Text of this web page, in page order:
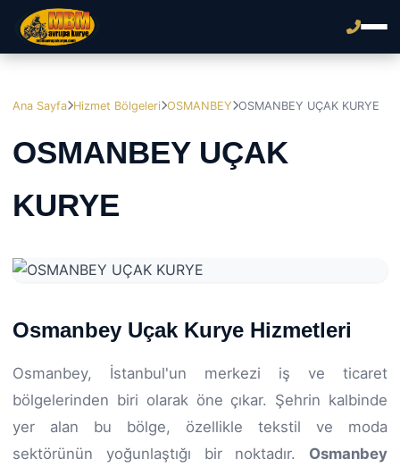
Ana Sayfa Hizmet Bölgeleri OSMANBEY OSMANBEY UÇAK KURYE
OSMANBEY UÇAK
KURYE
Osmanbey Uçak Kurye Hizmetleri
Osmanbey, İstanbul'un merkezi iş ve ticaret
bölgelerinden biri olarak öne çıkar. Şehrin kalbinde
yer alan bu bölge, özellikle tekstil ve moda
sektörünün yoğunlaştığı bir noktadır. Osmanbey